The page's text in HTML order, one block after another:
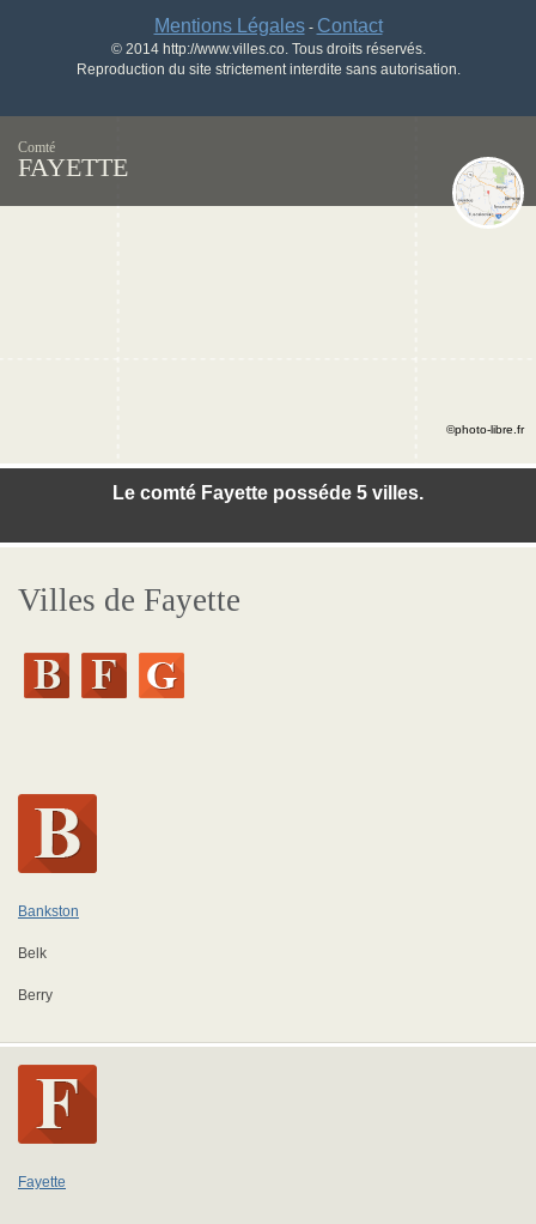
Mentions Légales- Contact
© 2014 http://www.villes.co. Tous droits réservés.
Reproduction du site strictement interdite sans autorisation.
Comté
FAYETTE
Le comté Fayette posséde 5 villes.
©photo-libre.fr
Villes de Fayette
Bankston
Belk
Berry
Fayette